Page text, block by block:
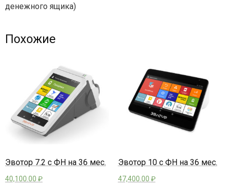
денежного ящика)
Похожие
Эвотор 7.2 с ФН на 36 мес.
40,100.00 ₽
Эвотор 10 с ФН на 36 мес.
47,400.00 ₽